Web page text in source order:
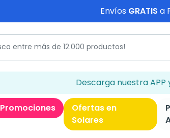
Envíos GRATIS a
Descarga nuestra APP
Promociones
Ofertas en
Solares